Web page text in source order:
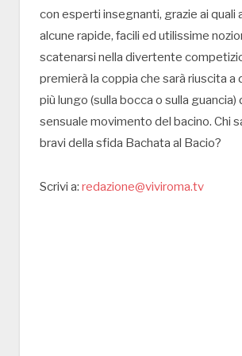
con esperti insegnanti, grazie ai quali
alcune rapide, facili ed utilissime
scatenarsi nella divertente
premierà la coppia che sarà riuscita a
più lungo (sulla bocca o sulla guancia)
sensuale movimento del bacino. Chi
bravi della sfida Bachata al Bacio?
Scrivi a: redazione@viviroma.tv